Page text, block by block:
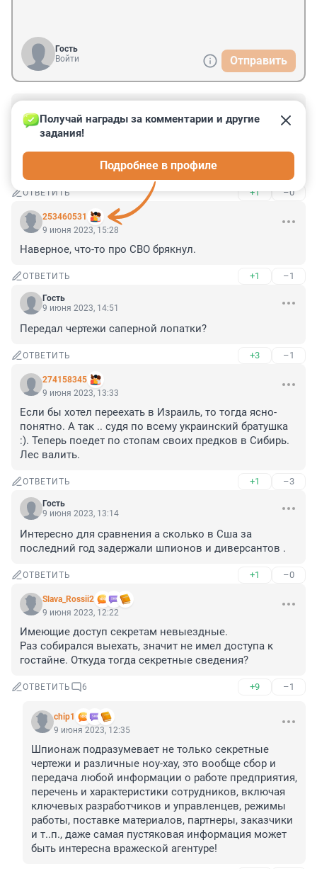
Гость
Войти
Отправить
9 июня 2023, 23:04
Передавал сведения о нарушениях трудового
законодательства...что ещё ценного рядовой и
бывший сотрудник может рассказать
ОТВЕТИТЬ +1 –0
253460531
Получай награды за комментарии и другие
задания!
Подробнее в профиле
9 июня 2023, 15:28
Наверное, что-то про СВО брякнул.
ОТВЕТИТЬ +1 –1
Гость
9 июня 2023, 14:51
Передал чертежи саперной лопатки?
ОТВЕТИТЬ +3 –1
274158345
9 июня 2023, 13:33
Если бы хотел переехать в Израиль, то тогда ясно-
понятно. А так .. судя по всему украинский братушка
:). Теперь поедет по стопам своих предков в Сибирь.
Лес валить.
ОТВЕТИТЬ +1 –3
Гость
9 июня 2023, 13:14
Интересно для сравнения а сколько в Сша за
последний год задержали шпионов и диверсантов .
ОТВЕТИТЬ +1 –0
Slava_Rossii2
9 июня 2023, 12:22
Имеющие доступ секретам невыездные.
Раз собирался выехать, значит не имел доступа к
гостайне. Откуда тогда секретные сведения?
ОТВЕТИТЬ 6 +9 –1
chip1
9 июня 2023, 12:35
Шпионаж подразумевает не только секретные
чертежи и различные ноу-хау, это вообще сбор и
передача любой информации о работе предприятия,
перечень и характеристики сотрудников, включая
ключевых разработчиков и управленцев, режимы
работы, поставке материалов, партнеры, заказчики
и т..п., даже самая пустяковая информация может
быть интересна вражеской агентуре!